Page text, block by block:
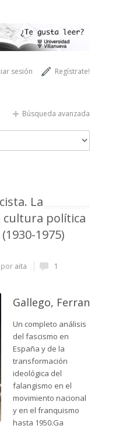
Regístrate!
sesión
Búsqueda avanzada
La
cultura política
1975)
por aita
1
Gallego, Ferran
Un completo análisis
del fascismo en
España y de la
transformación
ideológica del
falangismo en el
movimiento nacional
y en el franquismo
hasta 1950.Ga